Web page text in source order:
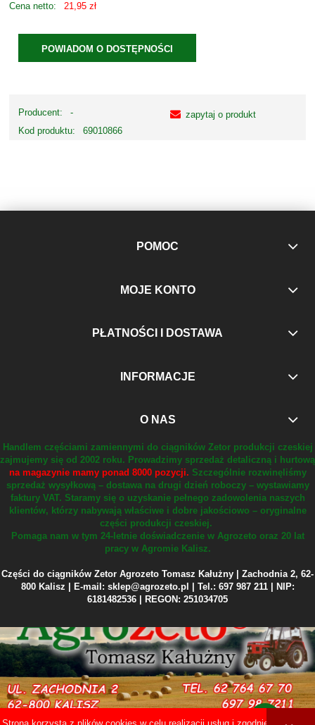
Cena netto: 21,95 zł
POWIADOM O DOSTĘPNOŚCI
Producent:
-
Kod produktu:
69010866
zapytaj o produkt
POMOC
MOJE KONTO
PŁATNOŚCI I DOSTAWA
INFORMACJE
O NAS
Handlem częściami zamiennymi do ciągników Zetor produkcji czeskiej
zajmujemy się od 2002 roku. Prowadzimy sprzedaż detaliczną i hurtową
na magazynie mamy ponad 8000 pozycji. Szczególnie rozwinęliśmy
sprzedaż wysyłkową – dostawa na drugi dzień roboczy – wystawiamy
faktury VAT. Staramy się o uzyskanie pełnego zadowolenia naszych
klientów, którzy nabywają właściwe i dobre jakościowo – oryginalne
części produkcji czeskiej.
Pomaga nam w tym 24-letnie doświadczenie w Agrozeto oraz 20 lat
pracy w Agromie Kalisz.
Części do ciągników Zetor Agrozeto Tomasz Kałużny | Zachodnia 2, 62-
800 Kalisz | E-mail: sklep@agrozeto.pl | Tel.: 697 987 211 | NIP:
6181482536 | REGON: 251034705